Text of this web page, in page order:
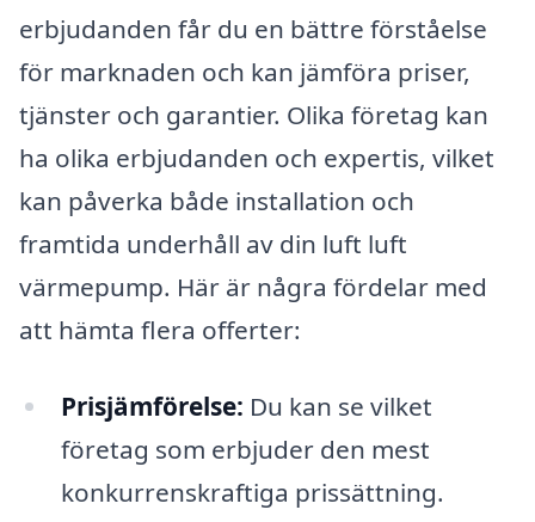
erbjudanden får du en bättre förståelse
för marknaden och kan jämföra priser,
tjänster och garantier. Olika företag kan
ha olika erbjudanden och expertis, vilket
kan påverka både installation och
framtida underhåll av din luft luft
värmepump. Här är några fördelar med
att hämta flera offerter:
Prisjämförelse: Du kan se vilket
företag som erbjuder den mest
konkurrenskraftiga prissättning.